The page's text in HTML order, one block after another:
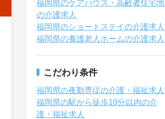
福岡県のケアハウス・高齢者住宅地
の介護求人
福岡県のショートステイの介護求人
福岡県の養護老人ホームの介護求人
こだわり条件
福岡県の夜勤専従の介護・福祉求人
福岡県の駅から徒歩10分以内の介
護・福祉求人